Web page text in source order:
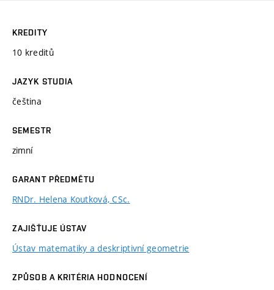
KREDITY
10 kreditů
JAZYK STUDIA
čeština
SEMESTR
zimní
GARANT PŘEDMĚTU
RNDr. Helena Koutková, CSc.
ZAJIŠŤUJE ÚSTAV
Ústav matematiky a deskriptivní geometrie
ZPŮSOB A KRITÉRIA HODNOCENÍ